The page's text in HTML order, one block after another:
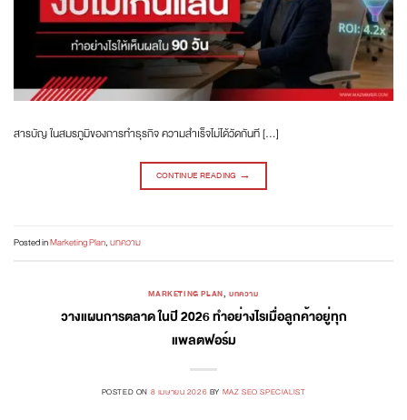
สารบัญ ในสมรภูมิของการทำธุรกิจ ความสำเร็จไม่ได้วัดกันที […]
CONTINUE READING →
Posted inMarketing Plan,บทความ
MARKETING PLAN, บทความ
วางแผนการตลาด ในปี 2026 ทำอย่างไรเมื่อลูกค้าอยู่ทุก
แพลตฟอร์ม
POSTED ON 8 เมษายน 2026 BY MAZ SEO SPECIALIST